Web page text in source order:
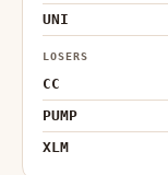
UNI
LOSERS
CC
PUMP
XLM